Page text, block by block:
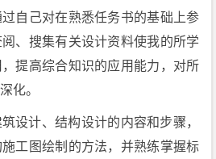
自己对在熟悉任务书的基础上参
、搜集有关设计资料使我的所学
提高综合知识的应用能力，对所
化。
设计、结构设计的内容和步骤，
工图绘制的方法，并熟练掌握标